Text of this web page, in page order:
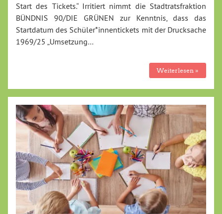
Start des Tickets.“ Irritiert nimmt die Stadtratsfraktion
BÜNDNIS 90/DIE GRÜNEN zur Kenntnis, dass das
Startdatum des Schüler*innentickets mit der Drucksache
1969/25 „Umsetzung…
Weiterlesen »